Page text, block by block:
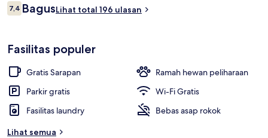
Ulasan
7,47,4 dari 10
BagusLihat total 196 ulasan
Fasilitas populer
Gratis Sarapan
Ramah hewan peliharaan
Parkir gratis
Wi-Fi Gratis
Fasilitas laundry
Bebas asap rokok
Lihat semua